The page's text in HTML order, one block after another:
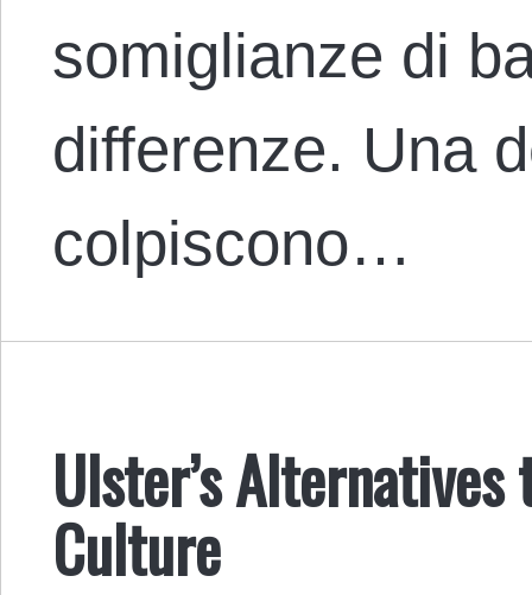
somiglianze di
differenze. Una
colpiscono…
Ulster’s
Culture